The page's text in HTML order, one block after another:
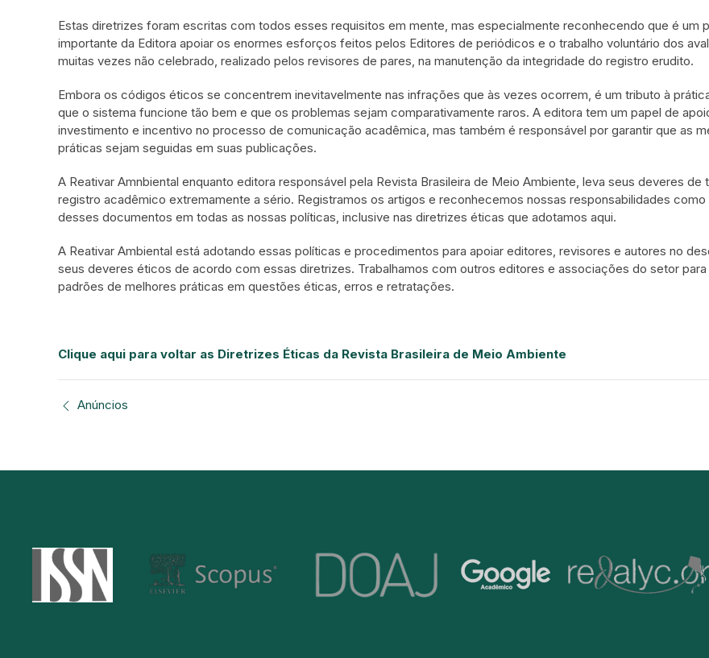
Estas diretrizes foram escritas com todos esses requisitos em mente, mas especialmente reconhecendo que é um
importante da Editora apoiar os enormes esforços feitos pelos Editores de periódicos e o trabalho voluntário dos
muitas vezes não celebrado, realizado pelos revisores de pares, na manutenção da integridade do registro erudito.
Embora os códigos éticos se concentrem inevitavelmente nas infrações que às vezes ocorrem, é um tributo à
que o sistema funcione tão bem e que os problemas sejam comparativamente raros. A editora tem um papel de
investimento e incentivo no processo de comunicação acadêmica, mas também é responsável por garantir que as
práticas sejam seguidas em suas publicações.
A Reativar Amnbiental enquanto editora responsável pela Revista Brasileira de Meio Ambiente, leva seus deveres de
registro acadêmico extremamente a sério. Registramos os artigos e reconhecemos nossas responsabilidades como
desses documentos em todas as nossas políticas, inclusive nas diretrizes éticas que adotamos aqui.
A Reativar Ambiental está adotando essas políticas e procedimentos para apoiar editores, revisores e autores no
seus deveres éticos de acordo com essas diretrizes. Trabalhamos com outros editores e associações do setor
padrões de melhores práticas em questões éticas, erros e retratações.
Clique aqui para voltar as Diretrizes Éticas da Revista Brasileira de Meio Ambiente
Anúncios